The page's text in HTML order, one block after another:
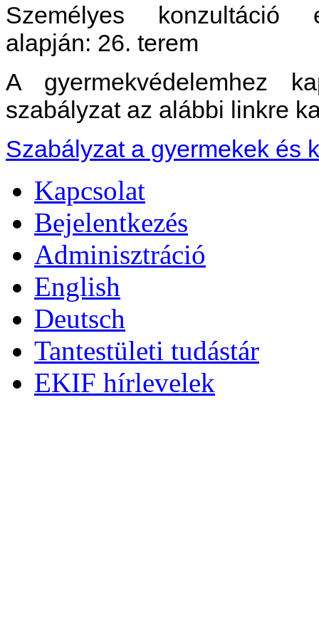
Személyes konzultáció
alapján: 26. terem
A gyermekvédelemhez
szabályzat az alábbi linkre
Szabályzat a gyermekek és
Kapcsolat
Bejelentkezés
Adminisztráció
English
Deutsch
Tantestületi tudástár
EKIF hírlevelek